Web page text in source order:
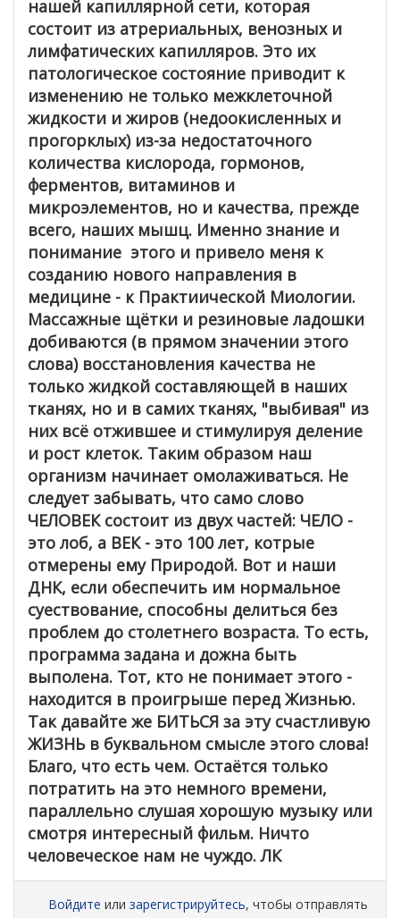
нашей капиллярной сети, которая
состоит из атрериальных, венозных и
лимфатических капилляров. Это их
патологическое состояние приводит к
изменению не только межклеточной
жидкости и жиров (недоокисленных и
прогорклых) из-за недостаточного
количества кислорода, гормонов,
ферментов, витаминов и
микроэлементов, но и качества, прежде
всего, наших мышц. Именно знание и
понимание этого и привело меня к
созданию нового направления в
медицине - к Практиической Миологии.
Массажные щётки и резиновые ладошки
добиваются (в прямом значении этого
слова) восстановления качества не
только жидкой составляющей в наших
тканях, но и в самих тканях, "выбивая" из
них всё отжившее и стимулируя деление
и рост клеток. Таким образом наш
организм начинает омолаживаться. Не
следует забывать, что само слово
ЧЕЛОВЕК состоит из двух частей: ЧЕЛО -
это лоб, а ВЕК - это 100 лет, котрые
отмерены ему Природой. Вот и наши
ДНК, если обеспечить им нормальное
суествование, способны делиться без
проблем до столетнего возраста. То есть,
программа задана и дожна быть
выполена. Тот, кто не понимает этого -
находится в проигрыше перед Жизнью.
Так давайте же БИТЬСЯ за эту счастливую
ЖИЗНЬ в буквальном смысле этого слова!
Благо, что есть чем. Остаётся только
потратить на это немного времени,
параллельно слушая хорошую музыку или
смотря интересный фильм. Ничто
человеческое нам не чуждо. ЛК
Войдите или зарегистрируйтесь, чтобы отправлять